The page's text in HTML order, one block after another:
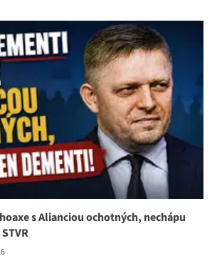
s Alianciou ochotných, nechápu